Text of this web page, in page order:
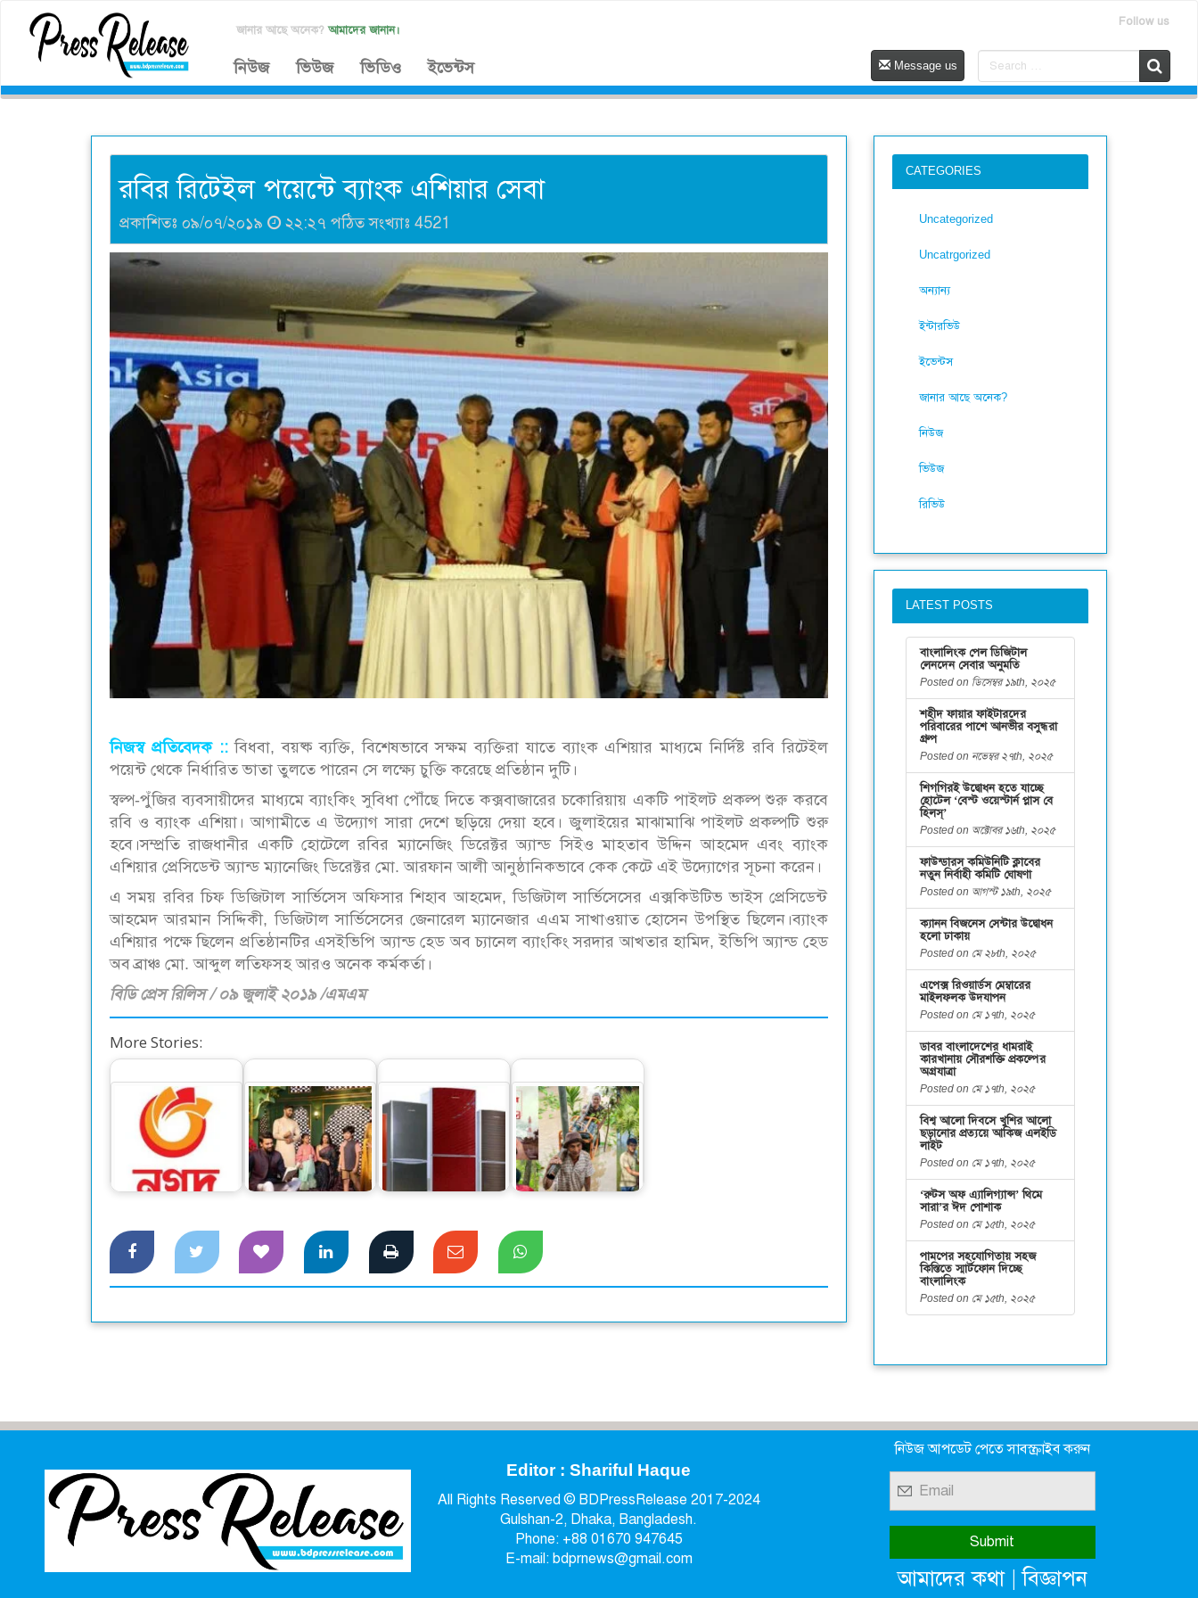
জানার আছে অনেক? আমাদের জানান।
Follow us
নিউজ ভিউজ ভিডিও ইভেন্টস Message us
রবির রিটেইল পয়েন্টে ব্যাংক এশিয়ার সেবা
প্রকাশিতঃ ০৯/০৭/২০১৯ ২২:২৭ পঠিত সংখ্যাঃ 4521
নিজস্ব প্রতিবেদক ::বিধবা, বয়ষ্ক ব্যক্তি, বিশেষভাবে সক্ষম ব্যক্তিরা যাতে ব্যাংক এশিয়ার মাধ্যমে নির্দিষ্ট রবি রিটেইল
পয়েন্ট থেকে নির্ধারিত ভাতা তুলতে পারেন সে লক্ষ্যে চুক্তি করেছে প্রতিষ্ঠান দুটি।
স্বল্প-পুঁজির ব্যবসায়ীদের মাধ্যমে ব্যাংকিং সুবিধা পৌঁছে দিতে কক্সবাজারের চকোরিয়ায় একটি পাইলট প্রকল্প শুরু করবে
রবি ও ব্যাংক এশিয়া। আগামীতে এ উদ্যোগ সারা দেশে ছড়িয়ে দেয়া হবে। জুলাইয়ের মাঝামাঝি পাইলট প্রকল্পটি শুরু
হবে।সম্প্রতি রাজধানীর একটি হোটেলে রবির ম্যানেজিং ডিরেক্টর অ্যান্ড সিইও মাহতাব উদ্দিন আহমেদ এবং ব্যাংক
এশিয়ার প্রেসিডেন্ট অ্যান্ড ম্যানেজিং ডিরেক্টর মো. আরফান আলী আনুষ্ঠানিকভাবে কেক কেটে এই উদ্যোগের সূচনা করেন।
এ সময় রবির চিফ ডিজিটাল সার্ভিসেস অফিসার শিহাব আহমেদ, ডিজিটাল সার্ভিসেসের এক্সকিউটিভ ভাইস প্রেসিডেন্ট
আহমেদ আরমান সিদ্দিকী, ডিজিটাল সার্ভিসেসের জেনারেল ম্যানেজার এএম সাখাওয়াত হোসেন উপস্থিত ছিলেন।ব্যাংক
এশিয়ার পক্ষে ছিলেন প্রতিষ্ঠানটির এসইভিপি অ্যান্ড হেড অব চ্যানেল ব্যাংকিং সরদার আখতার হামিদ, ইভিপি অ্যান্ড হেড
অব ব্রাঞ্চ মো. আব্দুল লতিফসহ আরও অনেক কর্মকর্তা।
বিডি প্রেস রিলিস / ০৯ জুলাই ২০১৯ /এমএম
More Stories:
প্রধানমন্ত্রীর শিক্ষা সহায়তা
এখন থেকে কেবল নগদে
সারা’র ঈদুল আযহা
আয়োজন
দেশি ফ্রিজে স্বপ্নপূরণ
বন্যার্তদের পাশে দাঁড়াতে
রবির বহুমুখী উদ্যোগ
CATEGORIES
Uncategorized
Uncatrgorized
অন্যান্য
ইন্টারভিউ
ইভেন্টস
জানার আছে অনেক?
নিউজ
ভিউজ
রিভিউ
LATEST POSTS
বাংলালিংক পেল ডিজিটাল
লেনদেন সেবার অনুমতি
Posted on ডিসেম্বর ১৯th, ২০২৫
শহীদ ফায়ার ফাইটারদের
পরিবারের পাশে আনভীর বসুন্ধরা
গ্রুপ
Posted on নভেম্বর ২৭th, ২০২৫
শিগগিরই উদ্বোধন হতে যাচ্ছে
হোটেল ‘বেস্ট ওয়েস্টার্ন প্লাস বে
হিলস্’
Posted on অক্টোবর ১৬th, ২০২৫
ফাউন্ডারস কমিউনিটি ক্লাবের
নতুন নির্বাহী কমিটি ঘোষণা
Posted on আগস্ট ১৯th, ২০২৫
ক্যানন বিজনেস সেন্টার উদ্বোধন
হলো ঢাকায়
Posted on মে ২৮th, ২০২৫
এপেক্স রিওয়ার্ডস মেম্বারের
মাইলফলক উদযাপন
Posted on মে ১৭th, ২০২৫
ডাবর বাংলাদেশের ধামরাই
কারখানায় সৌরশক্তি প্রকল্পের
অগ্রযাত্রা
Posted on মে ১৭th, ২০২৫
বিশ্ব আলো দিবসে খুশির আলো
ছড়ানোর প্রত্যয়ে আকিজ এলইডি
লাইট
Posted on মে ১৭th, ২০২৫
‘রুটস অফ এ্যালিগ্যান্স’ থিমে
সারা’র ঈদ পোশাক
Posted on মে ১৫th, ২০২৫
পামপের সহযোগিতায় সহজ
কিস্তিতে স্মার্টফোন দিচ্ছে
বাংলালিংক
Posted on মে ১৫th, ২০২৫
Editor : Shariful Haque
All Rights Reserved © BDPressRelease 2017-2024
Gulshan-2, Dhaka, Bangladesh.
Phone: +88 01670 947645
E-mail: bdprnews@gmail.com
নিউজ আপডেট পেতে সাবস্ক্রাইব করুন
আমাদের কথা|বিজ্ঞাপন